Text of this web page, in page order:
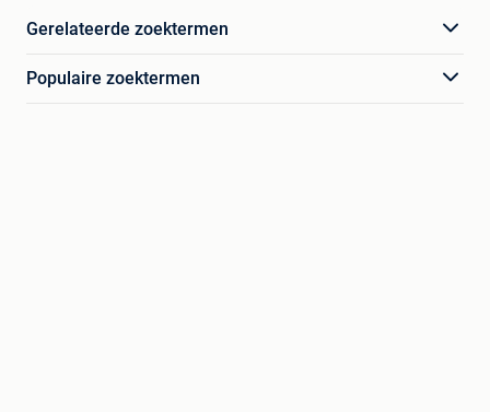
Gerelateerde zoektermen
Populaire zoektermen